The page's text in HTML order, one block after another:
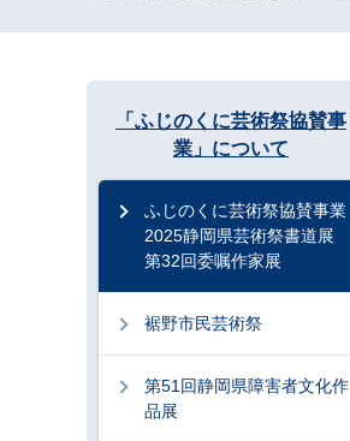
「ふじのくに芸術祭協賛事
業」について
ふじのくに芸術祭協賛事業
2025静岡県芸術祭書道展
第32回委嘱作家展
裾野市民芸術祭
第51回静岡県障害者文化作
品展